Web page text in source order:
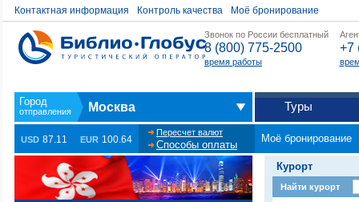
Контактная информация Контроль качества Моё бронирование
Звонок по России бесплатный
8 (800) 775-2500
время работы
+7
Москва Туры
USD 87.11 EUR 100.64
Пересчет валют
Способы оплаты
Моё бронирование
Курорт
Найти курорт